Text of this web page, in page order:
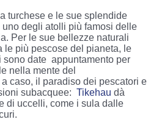
turchese e le sue splendide
degli atolli più famosi delle
Per le sue bellezze naturali
le più pescose del pianeta, le
sono date appuntamento per
nella mente del
caso, il paradiso dei pescatori e
subacquee: Tikehau dà
di uccelli, come i sula dalle